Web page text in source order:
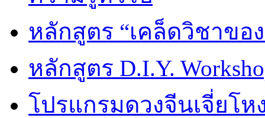
หลักสูตร “เคล็ดวิชาขอ
หลักสูตร D.I.Y.
โปรแกรมดวงจีนเจี่ยโห